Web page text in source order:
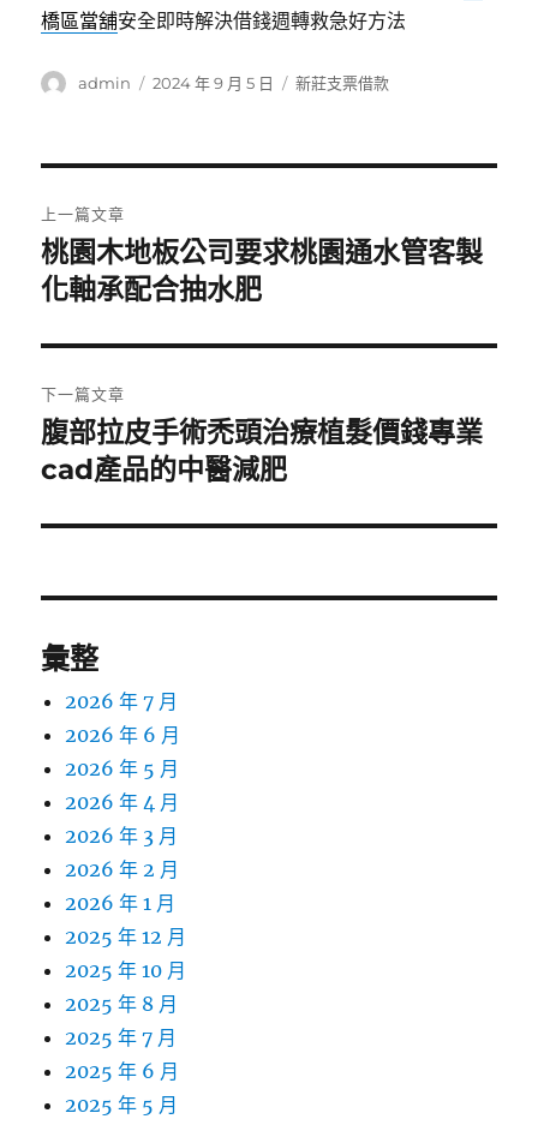
橋區當舖安全即時解決借錢週轉救急好方法
作
admin
發
2024 年 9 月 5 日
分
新莊支票借款
章
導
覽
上一篇文章
上
一
文
章:
桃園木地板公司要求桃園通水管客製
化軸承配合抽水肥
下一篇文章
下
一
文
腹部拉皮手術禿頭治療植髮價錢專業
cad產品的中醫減肥
彙整
2026 年 7 月
2026 年 6 月
2026 年 5 月
2026 年 4 月
2026 年 3 月
2026 年 2 月
2026 年 1 月
2025 年 12 月
2025 年 10 月
2025 年 8 月
2025 年 7 月
2025 年 6 月
2025 年 5 月